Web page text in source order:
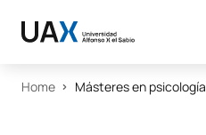
Home Másteres en psicología